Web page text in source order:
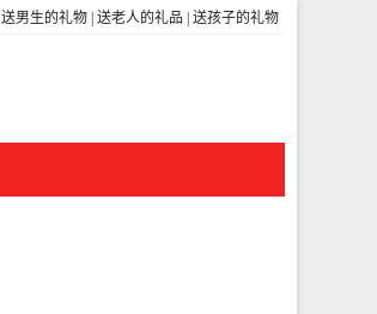
送男生的礼物 送老人的礼品 送孩子的礼物